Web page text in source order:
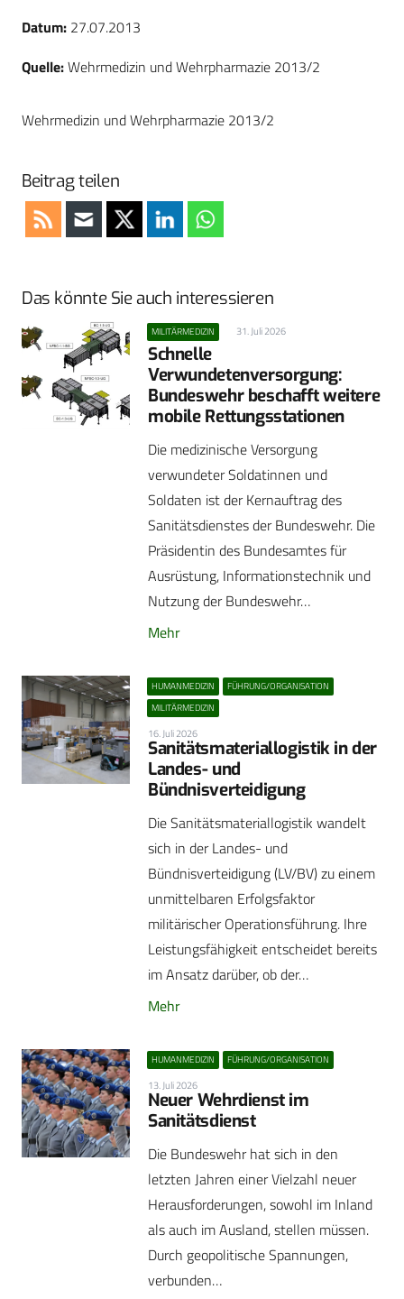
Datum: 27.07.2013
Quelle:Wehrmedizin und Wehrpharmazie 2013/2
Wehrmedizin und Wehrpharmazie 2013/2
Beitrag teilen
Das könnte Sie auch interessieren
MILITÄRMEDIZIN 31. Juli 2026
Schnelle
Verwundetenversorgung:
Bundeswehr beschafft weitere
mobile Rettungsstationen
Die medizinische Versorgung
verwundeter Soldatinnen und
Soldaten ist der Kernauftrag des
Sanitätsdienstes der Bundeswehr. Die
Präsidentin des Bundesamtes für
Ausrüstung, Informationstechnik und
Nutzung der Bundeswehr…
Mehr
HUMANMEDIZIN
FÜHRUNG/ORGANISATION
MILITÄRMEDIZIN
16. Juli 2026
Sanitätsmateriallogistik in der
Landes- und
Bündnisverteidigung
Die Sanitätsmateriallogistik wandelt
sich in der Landes- und
Bündnisverteidigung (LV/BV) zu einem
unmittelbaren Erfolgsfaktor
militärischer Operationsführung. Ihre
Leistungsfähigkeit entscheidet bereits
im Ansatz darüber, ob der…
Mehr
HUMANMEDIZIN FÜHRUNG/ORGANISATION
13. Juli 2026
Neuer Wehrdienst im
Sanitätsdienst
Die Bundeswehr hat sich in den
letzten Jahren einer Vielzahl neuer
Herausforderungen, sowohl im Inland
als auch im Ausland, stellen müssen.
Durch geopolitische Spannungen,
verbunden…